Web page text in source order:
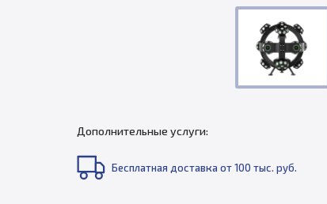
Дополнительные услуги:
Бесплатная доставка от 100 тыс. руб.